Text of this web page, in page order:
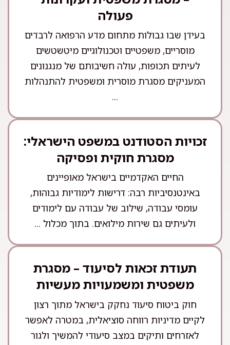
פעולה
בעידן שבו גבולות מתחום מדע הרפואה לרבדים
מוסריים, משפטיים וטכנולוגיים מיטשטשים
לעיתים תכופות, עולה חשיבותם של מנגנונים
המעניקים מסגרת מוסרית ומשפטית להתנהלות
...
זכויות הסטודנט במשפט הישראלי:
מסגרת חוקית ופסיקה
החיים האקדמיים בישראל מאופיינים
באינטנסיביות רבה: דרישות לימודיות גבוהות,
עומסי עבודה, שילוב של עבודה עם לימודים
ולעיתים גם שירות מילואים. בתוך מכלול ...
תעודת זכאות לסיעוד – מסגרת
משפטית ומשמעויות מעשיות
חוק ביטוח סיעוד נחקק בישראל מתוך רצון
לקיים מדיניות רווחה סוציאלית, במטרה לאפשר
לאזרחים ותיקים במצב סיעודי להמשיך ולגור